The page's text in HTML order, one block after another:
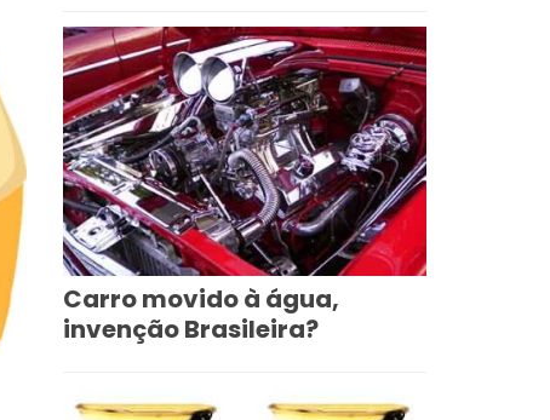
Carro movido à água,
invenção Brasileira?